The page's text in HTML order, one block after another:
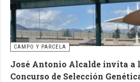
CAMPO Y PARCELA
José Antonio Alcalde invita a
Concurso de Selección